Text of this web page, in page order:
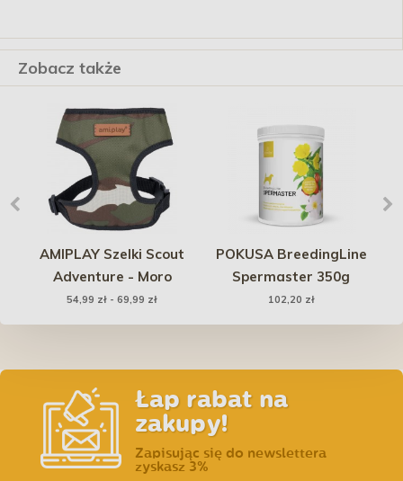
Zobacz także
AMIPLAY Szelki Scout
Adventure - Moro
54,99 zł - 69,99 zł
POKUSA BreedingLine
Spermaster 350g
102,20 zł
Łap rabat na
zakupy!
Zapisując się do newslettera
zyskasz 3%